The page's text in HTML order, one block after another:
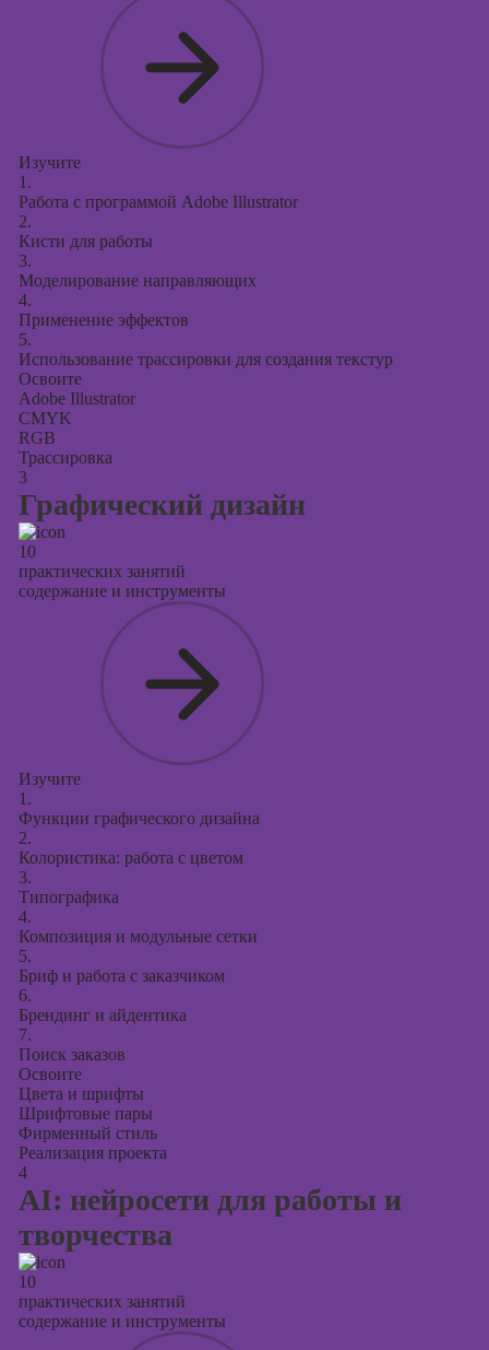
Изучите
1.
Работа с программой Adobe Illustrator
2.
Кисти для работы
3.
Моделирование направляющих
4.
Применение эффектов
5.
Использование трассировки для создания текстур
Освоите
Adobe Illustrator
CMYK
RGB
Трассировка
3
Графический дизайн
10
практических занятий
содержание и инструменты
Изучите
1.
Функции графического дизайна
2.
Колористика: работа с цветом
3.
Типографика
4.
Композиция и модульные сетки
5.
Бриф и работа с заказчиком
6.
Брендинг и айдентика
7.
Поиск заказов
Освоите
Цвета и шрифты
Шрифтовые пары
Фирменный стиль
Реализация проекта
4
AI: нейросети для работы и
творчества
10
практических занятий
содержание и инструменты